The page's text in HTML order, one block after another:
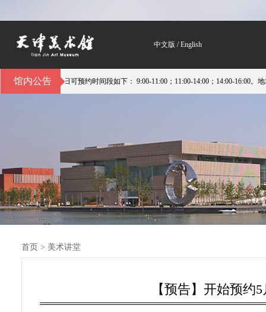
中文版 /English
馆内公告
参观。每日可预约时间段如下： 9:00-11:00；11:00-14:00；14:00-16:00。地址：
首页 > 美术讲堂
【预告】开始预约